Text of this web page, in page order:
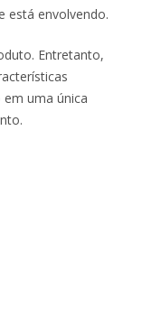
está envolvendo.
Entretanto,
uma única